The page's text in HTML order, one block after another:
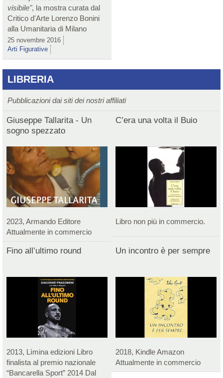
visibile", la mostra curata dal
Critico d'Arte Lorenzo Bonini
alla Umanitaria di Milano
25 novembre 2016
Arti Figurative
LIBRERIA
Pubblicazioni dai siti dei nostri affiliati
Giuseppe Tallarita - Un
sogno spezzato
2023, Armando Editore
Attualmente in commercio
C’era una volta il Buio
Libro non più in commercio.
Fino all’ultimo round
2013, Lìmina edizioni Libro
finalista al premio nazionale
“Bancarella Sport” 2014 Dal
Un incontro è per sempre
2018, Kindle Amazon
Attualmente in commercio